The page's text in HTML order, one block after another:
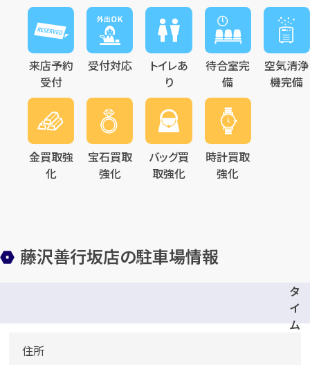
来店予約
受付
受付対応
トイレあ
り
待合室完
備
空気清浄
機完備
金買取強
化
宝石買取
強化
バッグ買
取強化
時計買取
強化
藤沢善行坂店の駐車場情報
タ
イ
ム
住所